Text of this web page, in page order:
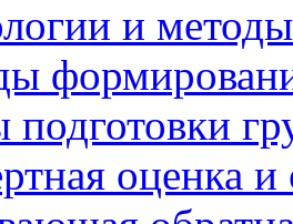
и
подготовки
оценка